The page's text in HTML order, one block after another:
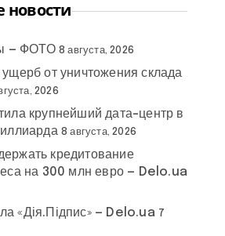
новости
— ФОТО 8 августа, 2026
от уничтожения склада
2026
крупнейший дата-центр в
8 августа, 2026
кредитование
на 300 млн евро — Delo.ua
«Дія.Підпис» — Delo.ua 7